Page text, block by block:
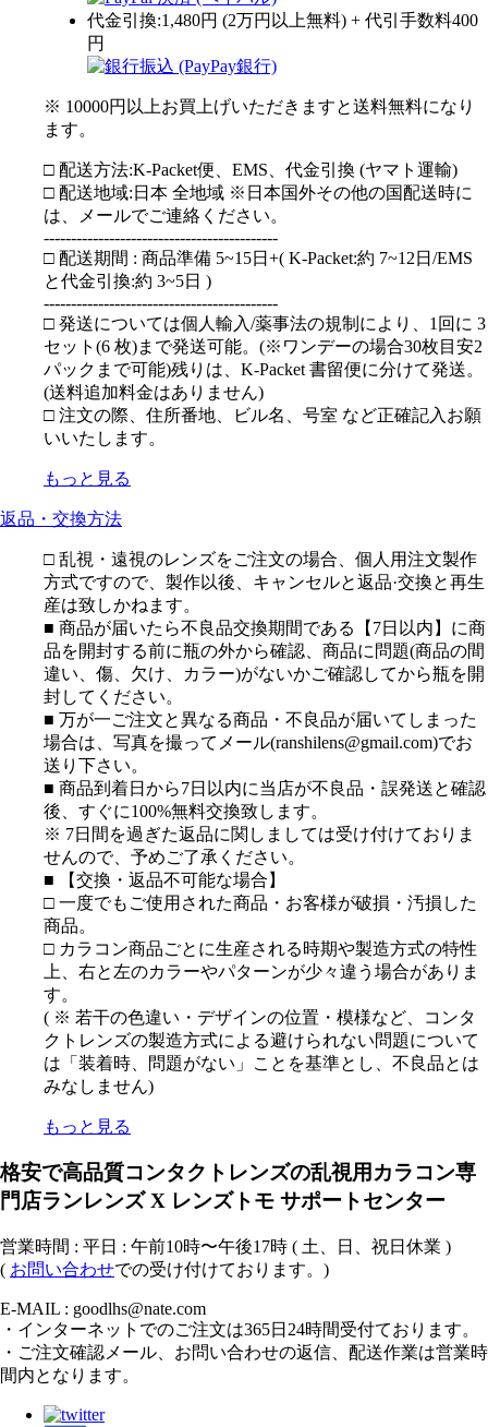
代金引換:1,480円 (2万円以上無料) + 代引手数料400
円
※ 10000円以上お買上げいただきますと送料無料になり
ます。
□ 配送方法:K-Packet便、EMS、代金引換 (ヤマト運輸)
□ 配送地域:日本 全地域 ※日本国外その他の国配送時に
は、メールでご連絡ください。
-------------------------------------------
□ 配送期間 : 商品準備 5~15日+( K-Packet:約 7~12日/EMS
と代金引換:約 3~5日 )
-------------------------------------------
□ 発送については個人輸入/薬事法の規制により、1回に 3
セット(6 枚)まで発送可能。(※ワンデーの場合30枚目安2
パックまで可能)残りは、K-Packet 書留便に分けて発送。
(送料追加料金はありません)
□ 注文の際、住所番地、ビル名、号室 など正確記入お願
いいたします。
もっと見る
返品・交換方法
□ 乱視・遠視のレンズをご注文の場合、個人用注文製作
方式ですので、製作以後、キャンセルと返品·交換と再生
産は致しかねます。
■ 商品が届いたら不良品交換期間である【7日以内】に商
品を開封する前に瓶の外から確認、商品に問題(商品の間
違い、傷、欠け、カラー)がないかご確認してから瓶を開
封してください。
■ 万が一ご注文と異なる商品・不良品が届いてしまった
場合は、写真を撮ってメール(ranshilens@gmail.com)でお
送り下さい。
■ 商品到着日から7日以内に当店が不良品・誤発送と確認
後、すぐに100%無料交換致します。
※ 7日間を過ぎた返品に関しましては受け付けておりま
せんので、予めご了承ください。
■ 【交換・返品不可能な場合】
□ 一度でもご使用された商品・お客様が破損・汚損した
商品。
□ カラコン商品ごとに生産される時期や製造方式の特性
上、右と左のカラーやパターンが少々違う場合がありま
す。
( ※ 若干の色違い・デザインの位置・模様など、コンタ
クトレンズの製造方式による避けられない問題について
は「装着時、問題がない」ことを基準とし、不良品とは
みなしません)
もっと見る
格安で高品質コンタクトレンズの乱視用カラコン専
門店ランレンズ X レンズトモ サポートセンター
営業時間 : 平日 : 午前10時〜午後17時 ( 土、日、祝日休業 )
( お問い合わせでの受け付けております。)
E-MAIL : goodlhs@nate.com
・インターネットでのご注文は365日24時間受付ております。
・ご注文確認メール、お問い合わせの返信、配送作業は営業時
間内となります。